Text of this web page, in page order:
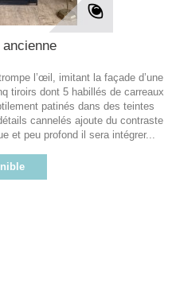
l’œil, imitant la façade d’une
tiroirs dont 5 habillés de carreaux
patinés dans des teintes
cannelés ajoute du contraste
et peu profond il sera intégrer...